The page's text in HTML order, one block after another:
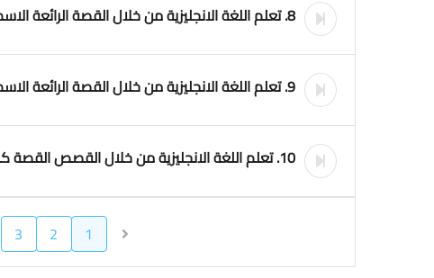
8. تعلم اللغة الانجليزية من خلال القصة الرائعة الاسد والارنب الجزء الثاني
9. تعلم اللغة الانجليزية من خلال القصة الرائعة الاسد والارنب الجزء الثالث
10. تعلم اللغة الانجليزية من خلال القصص القصة كاملة مع الشرح بالعربية
1
2
3